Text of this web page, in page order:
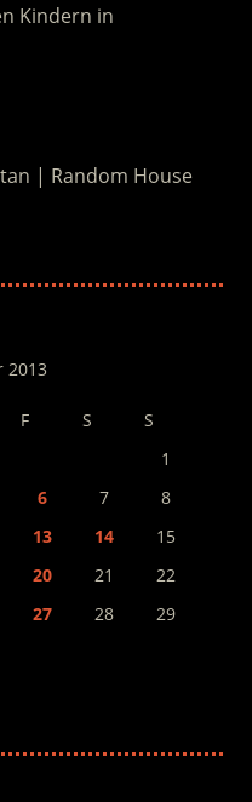
Kindern in
| Random House
2013
F S
S
1
6 7
8
13 14
15
20 21
22
27 28
29